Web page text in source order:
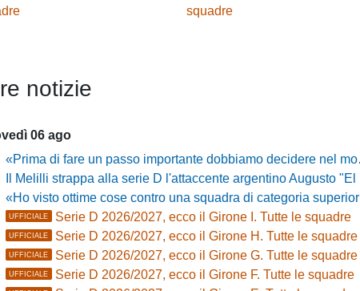
squadre
notizie
06 ago
«Prima di fare un passo importante dobbiamo decidere nel modo giusto»: Greco e il rebus mercato dopo la vittoria con l'Ossese
Il Melilli strappa alla serie D l'attaccente argentino Augusto "El Tato" Diaz
«Ho visto ottime cose contro una squadra di categoria superiore»: Franzini analizza il test del Piacenza
UFFICIALE Serie D 2026/2027, ecco il Girone I. Tutte le squadre
UFFICIALE Serie D 2026/2027, ecco il Girone H. Tutte le squadre
UFFICIALE Serie D 2026/2027, ecco il Girone G. Tutte le squadre
UFFICIALE Serie D 2026/2027, ecco il Girone F. Tutte le squadre